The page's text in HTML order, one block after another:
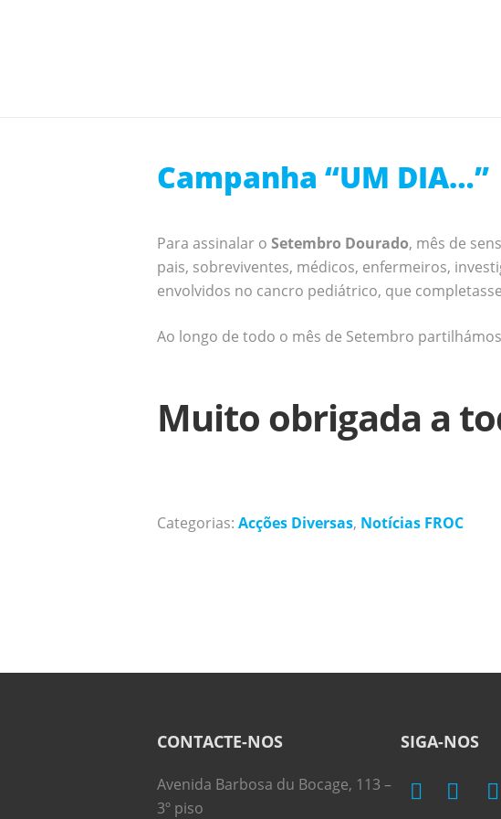
Campanha “UM DIA…”
Para assinalar o Setembro Dourado, mês de
pais, sobreviventes, médicos, enfermeiros,
envolvidos no cancro pediátrico, que
Ao longo de todo o mês de Setembro
Muito obrigada a
Categorias: Acções Diversas, Notícias FROC
CONTACTE-NOS
Avenida Barbosa du Bocage, 113 –
3º piso
SIGA-NOS